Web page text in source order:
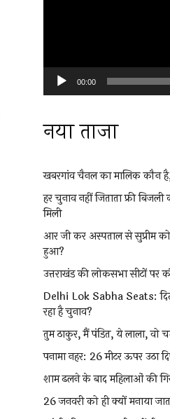
00:00
नया ताजा
खबरगांव चैनल का मालिक कौन
हर चुनाव नहीं जिताता फ्री
मिली
आर जी कर अस्पताल से सुप्रीम
हुआ?
उत्तराखंड की लोकसभा सीटों पर
Delhi Lok Sabha Seats:
रहा है चुनाव?
तुम ठाकुर, मैं पंडित, ये लाला, वो
पनामा नहर: 26 मीटर ऊपर उठा
शाम ढलने के बाद महिलाओं की
26 जनवरी को ही क्यों मनाया